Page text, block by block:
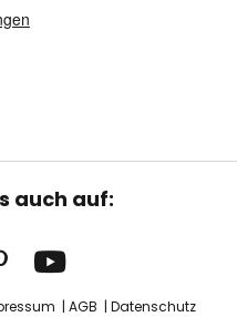
auch auf:
AGB Datenschutz